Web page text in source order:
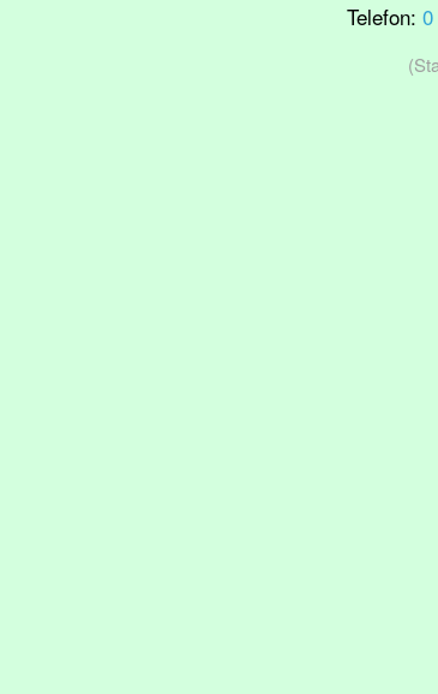
Telefon: